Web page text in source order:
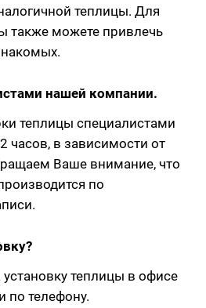
теплицы. Для
также можете привлечь
нашей компании.
теплицы специалистами
часов, в зависимости от
Ваше внимание, что
по
теплицы в офисе
по телефону.